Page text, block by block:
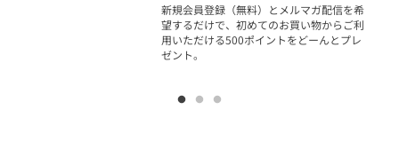
新規会員登録（無料）とメルマガ配信を希
望するだけで、初めてのお買い物からご利
用いただける500ポイントをどーんとプレ
ゼント。